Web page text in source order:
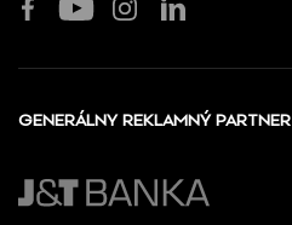
GENERÁLNY REKLAMNÝ PARTNER